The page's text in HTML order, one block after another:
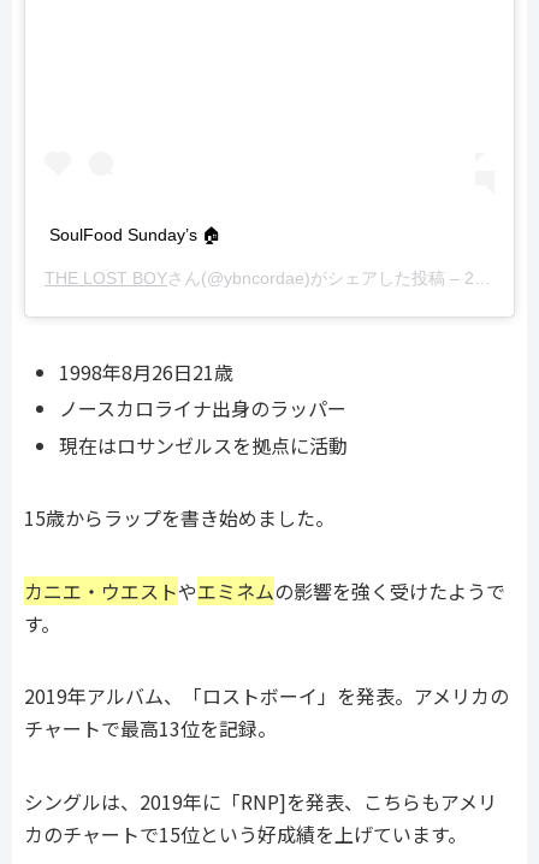
SoulFood Sunday’s 🏠
THE LOST BOYさん(@ybncordae)がシェアした投稿 – 2019年 9月月8日午後12時32分PDT
1998年8月26日21歳
ノースカロライナ出身のラッパー
現在はロサンゼルスを拠点に活動
15歳からラップを書き始めました。
カニエ・ウエストやエミネムの影響を強く受けたようで
す。
2019年アルバム、「ロストボーイ」を発表。アメリカの
チャートで最高13位を記録。
シングルは、2019年に「RNP]を発表、こちらもアメリ
カのチャートで15位という好成績を上げています。